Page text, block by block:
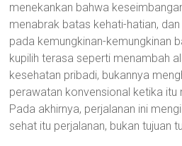
menekankan bahwa
menabrak batas kehati-hatian,
pada kemungkinan-kemungkinan
kupilih terasa seperti menambah
kesehatan pribadi, bukannya
perawatan konvensional ketika itu
Pada akhirnya, perjalanan ini
sehat itu perjalanan, bukan tujuan